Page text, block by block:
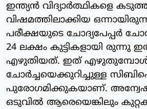
ഇന്ത്യൻ വിദ്യാർത്ഥികളെ
വിഷമത്തിലാക്കിയ
പരീക്ഷയുടെ ചോദ്യപേപ്പർ
24 ലക്ഷം കുട്ടികളായി രുന്നു
എഴുതിയത്. ഇത് എഴുതുമ്പോൾ,
ചോർച്ചയെക്കുറിച്ചുള്ള
പുരോഗമിക്കുകയാണ്.
ഒടുവിൽ ആരെയെങ്കിലും